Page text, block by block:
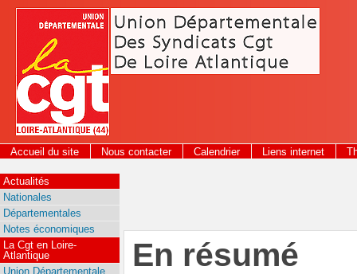
Panneau de gestion des cookies
Accueil du site Nous contacter Calendrier Liens internet
2026
En résumé
Actualités
Nationales
Départementales
Notes économiques
La Cgt en Loire-
Atlantique
Union Départementale